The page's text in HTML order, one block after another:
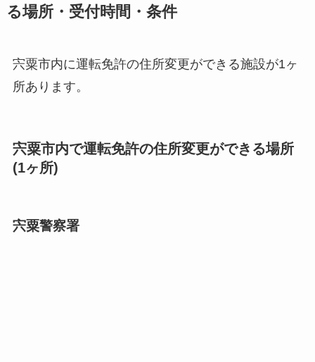
る場所・受付時間・条件
宍粟市内に運転免許の住所変更ができる施設が1ヶ
所あります。
宍粟市内で運転免許の住所変更ができる場所
(1ヶ所)
宍粟警察署